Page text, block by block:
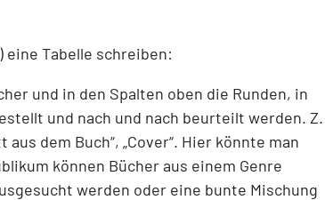
eine Tabelle schreiben:
und in den Spalten oben die Runden, in
und nach und nach beurteilt werden. Z.
aus dem Buch“, „Cover“. Hier könnte man
können Bücher aus einem Genre
werden oder eine bunte Mischung